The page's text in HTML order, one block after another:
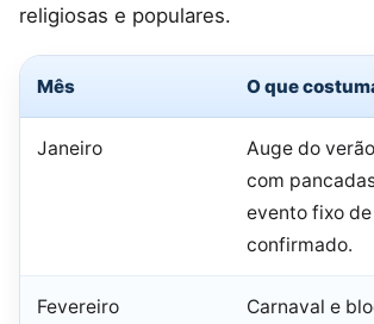
religiosas e populares.
Mês O que
Janeiro
Auge do
com
evento fixo
confirmado.
Fevereiro
Carnaval e